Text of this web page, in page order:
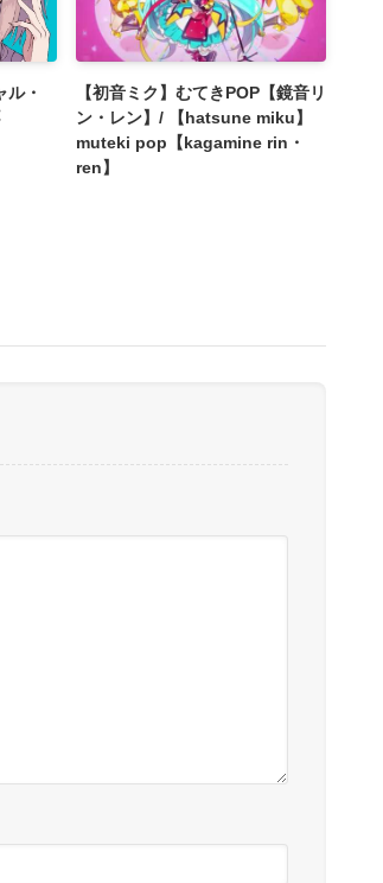
・
【初音ミク】むてきPOP【鏡音リ
ン・レン】/ 【hatsune miku】
muteki pop【kagamine rin・
ren】